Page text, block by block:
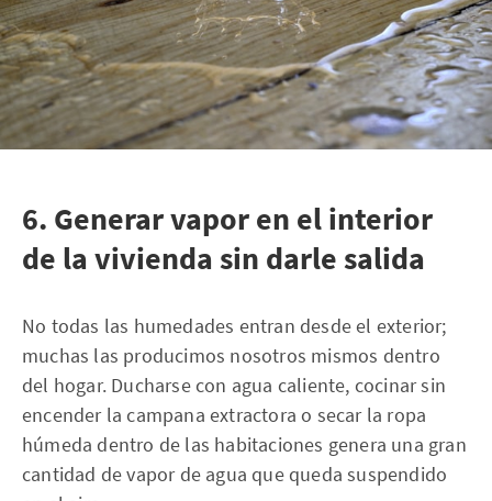
6. Generar vapor en el interior
de la vivienda sin darle salida
No todas las humedades entran desde el exterior;
muchas las producimos nosotros mismos dentro
del hogar. Ducharse con agua caliente, cocinar sin
encender la campana extractora o secar la ropa
húmeda dentro de las habitaciones genera una gran
cantidad de vapor de agua que queda suspendido